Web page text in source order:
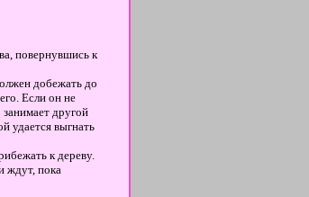
повернувшись к
добежать до
Если он не
другой
удается выгнать
к дереву.
ждут, пока